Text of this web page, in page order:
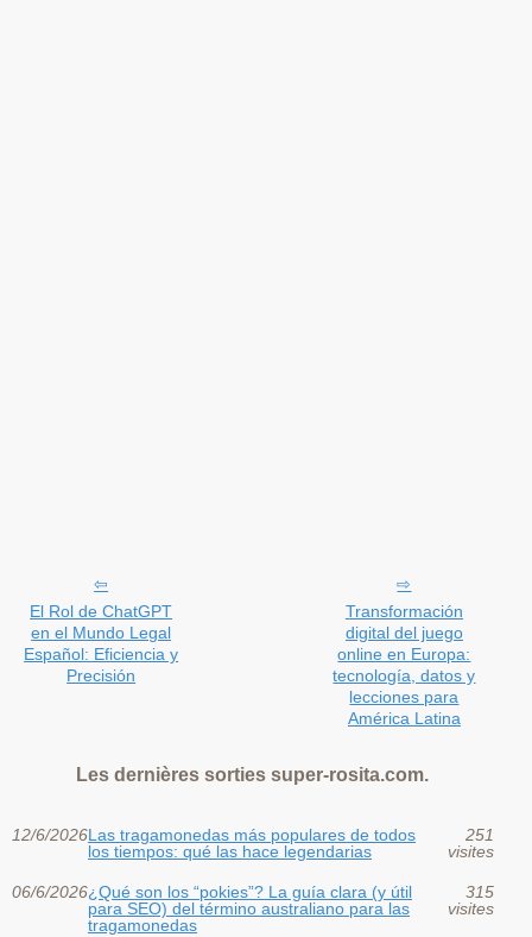
El Rol de ChatGPT
en el Mundo Legal
Español: Eficiencia y
Precisión
Transformación
digital del juego
online en Europa:
tecnología, datos y
lecciones para
América Latina
Les dernières sorties super-rosita.com.
12/6/2026Las tragamonedas más populares de todos
los tiempos: qué las hace legendarias
251
visites
06/6/2026¿Qué son los “pokies”? La guía clara (y útil
para SEO) del término australiano para las
tragamonedas
315
visites